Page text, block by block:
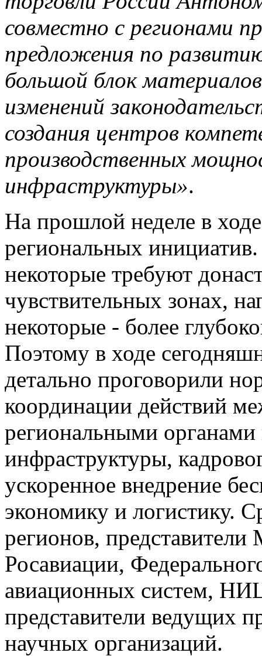
совместно с регионами
предложения по
большой блок
изменений
создания центров
производственных
инфраструктуры».
На прошлой неделе в
региональных
некоторые требуют
чувствительных зонах,
некоторые - более
Поэтому в ходе
детально проговорили
координации действий
региональными органами
инфраструктуры,
ускоренное внедрение
экономику и логистику.
регионов,
Росавиации,
авиационных систем,
представители ведущих
научных организаций.